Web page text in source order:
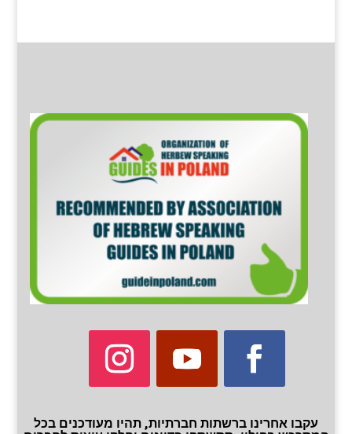
עקבו אחרינו ברשתות חברתיות, תהיו מעודכנים בכל